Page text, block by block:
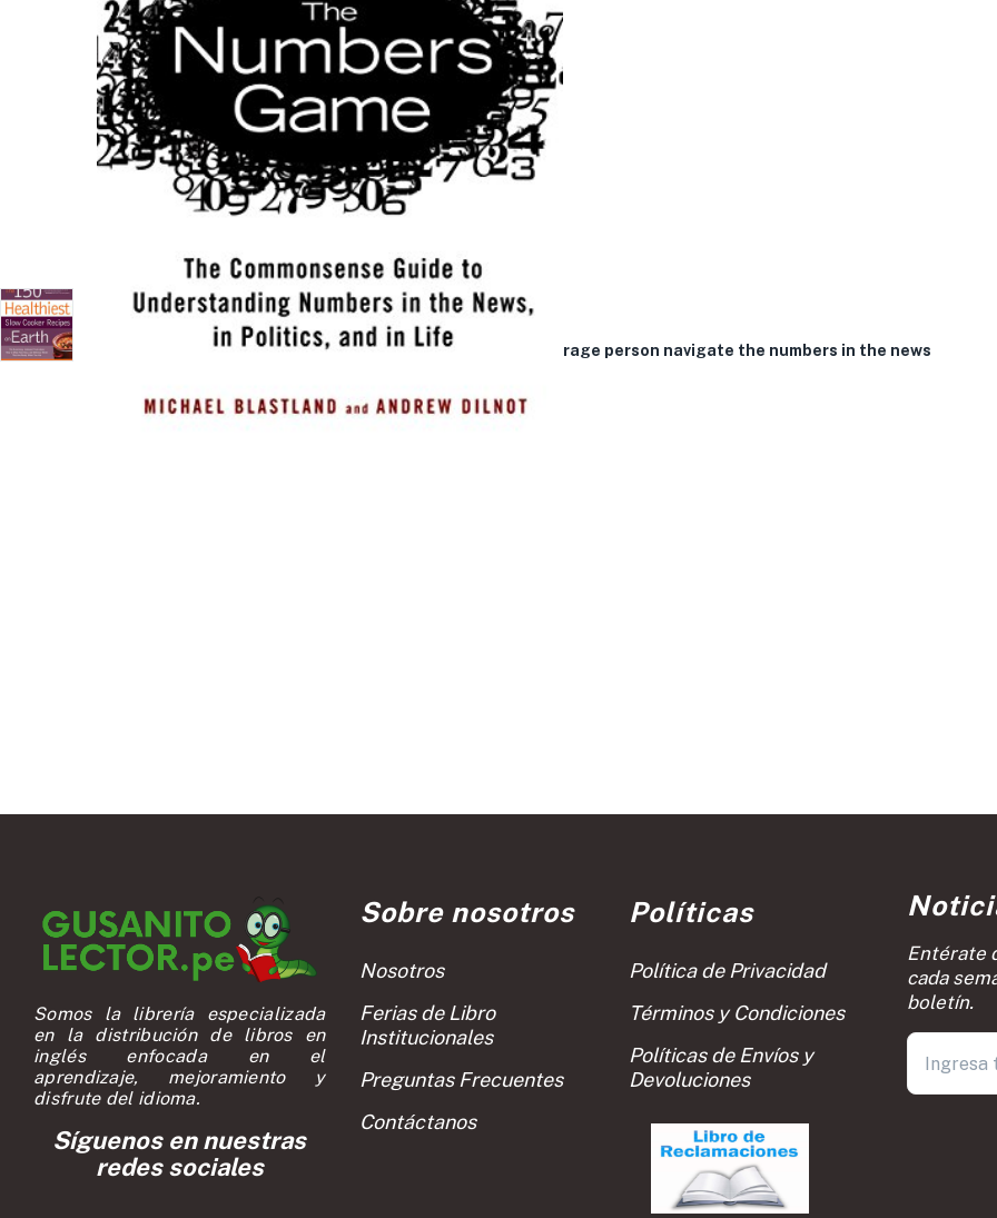
The Strunk and White of statistics team up to help the average person navigate the numbers in the news
Drawing on their hugely popular BBC Radio 4 showMore …
Somos la librería especializada
en la distribución de libros en
inglés enfocada en el
aprendizaje, mejoramiento y
disfrute del idioma.
Síguenos en nuestras
redes sociales
Sobre nosotros
Nosotros
Ferias de Libro
Institucionales
Preguntas Frecuentes
Contáctanos
Políticas
Política de Privacidad
Términos y Condiciones
Políticas de Envíos y
Devoluciones
Entérate
cada
boletín.